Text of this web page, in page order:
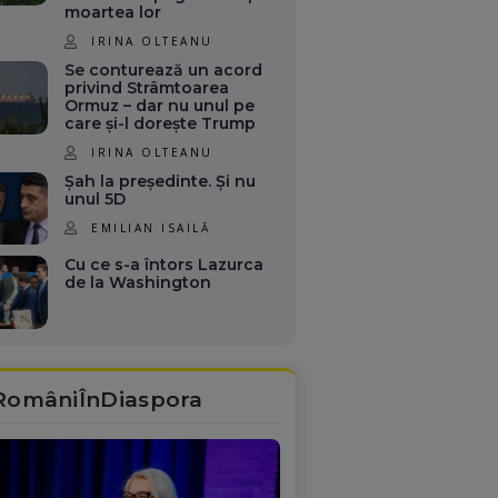
moartea lor
IRINA OLTEANU
Se conturează un acord
privind Strâmtoarea
Ormuz – dar nu unul pe
care și-l dorește Trump
IRINA OLTEANU
Șah la președinte. Și nu
unul 5D
EMILIAN ISAILĂ
Cu ce s-a întors Lazurca
de la Washington